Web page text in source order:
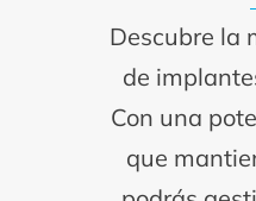
Descubre la
de
Con una
que